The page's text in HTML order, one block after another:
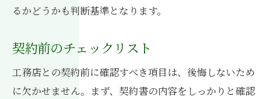
るかどうかも判断基準となります。
契約前のチェックリスト
工務店との契約前に確認すべき項目は、後悔しないため
に欠かせません。まず、契約書の内容をしっかりと確認